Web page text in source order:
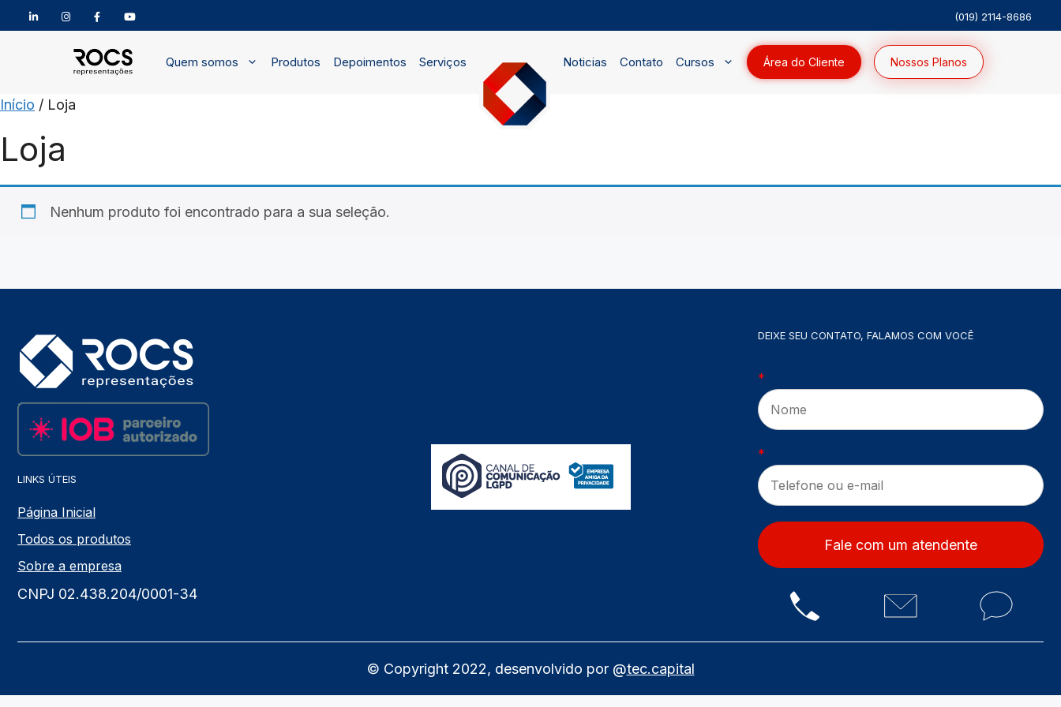
(019) 2114-8686
conteúdo
Quem somos Produtos Depoimentos Serviços Noticias Contato Cursos Área do Cliente Nossos Planos
Início / Loja
Loja
Nenhum produto foi encontrado para a sua seleção.
LINKS ÚTEIS
Página Inicial
Todos os produtos
Sobre a empresa
CNPJ 02.438.204/0001-34
DEIXE SEU CONTATO, FALAMOS COM VOCÊ
*
*
Fale com um atendente
© Copyright 2022, desenvolvido por @tec.capital